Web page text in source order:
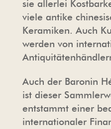
sie allerlei
viele antike
Keramiken. Auch
werden von
Auch der Baronin
ist dieser
entstammt einer
internationaler